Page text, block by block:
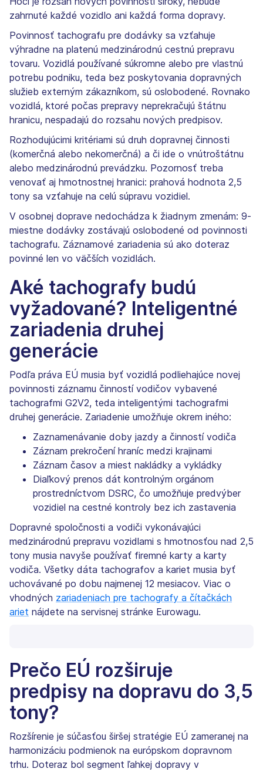
zahrnuté každé vozidlo ani každá forma dopravy.
Povinnosť tachografu pre dodávky sa vzťahuje
výhradne na platenú medzinárodnú cestnú prepravu
tovaru. Vozidlá používané súkromne alebo pre vlastnú
potrebu podniku, teda bez poskytovania dopravných
služieb externým zákazníkom, sú oslobodené. Rovnako
vozidlá, ktoré počas prepravy neprekračujú štátnu
hranicu, nespadajú do rozsahu nových predpisov.
Rozhodujúcimi kritériami sú druh dopravnej činnosti
(komerčná alebo nekomerčná) a či ide o vnútroštátnu
alebo medzinárodnú prevádzku. Pozornosť treba
venovať aj hmotnostnej hranici: prahová hodnota 2,5
tony sa vzťahuje na celú súpravu vozidiel.
V osobnej doprave nedochádza k žiadnym zmenám: 9-
miestne dodávky zostávajú oslobodené od povinnosti
tachografu. Záznamové zariadenia sú ako doteraz
povinné len vo väčších vozidlách.
Aké tachografy budú
vyžadované? Inteligentné
zariadenia druhej
generácie
Podľa práva EÚ musia byť vozidlá podliehajúce novej
povinnosti záznamu činností vodičov vybavené
tachografmi G2V2, teda inteligentými tachografmi
druhej generácie. Zariadenie umožňuje okrem iného:
Zaznamenávanie doby jazdy a činností vodiča
Záznam prekročení hraníc medzi krajinami
Záznam časov a miest nakládky a vykládky
Diaľkový prenos dát kontrolným orgánom
prostredníctvom DSRC, čo umožňuje predvýber
vozidiel na cestné kontroly bez ich zastavenia
Dopravné spoločnosti a vodiči vykonávajúci
medzinárodnú prepravu vozidlami s hmotnosťou nad 2,5
tony musia navyše používať firemné karty a karty
vodiča. Všetky dáta tachografov a kariet musia byť
uchovávané po dobu najmenej 12 mesiacov. Viac o
vhodných zariadeniach pre tachografy a čítačkách
ariet nájdete na servisnej stránke Eurowagu.
Prečo EÚ rozširuje
predpisy na dopravu do 3,5
tony?
Rozšírenie je súčasťou širšej stratégie EÚ zameranej na
harmonizáciu podmienok na európskom dopravnom
trhu. Doteraz bol segment ľahkej dopravy v